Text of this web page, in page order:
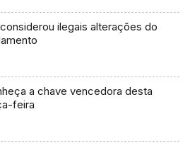
ilegais alterações do
a chave vencedora desta
feira